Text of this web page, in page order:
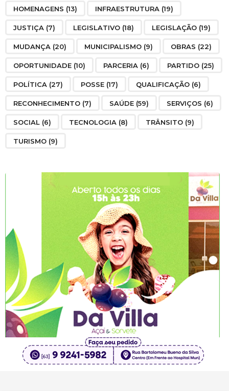
HOMENAGENS (13) INFRAESTRUTURA (19)
JUSTIÇA (7) LEGISLATIVO (18) LEGISLAÇÃO (19)
MUDANÇA (20) MUNICIPALISMO (9) OBRAS (22)
OPORTUNIDADE (10) PARCERIA (6) PARTIDO (25)
POLÍTICA (27) POSSE (17) QUALIFICAÇÃO (6)
RECONHECIMENTO (7) SAÚDE (59) SERVIÇOS (6)
SOCIAL (6) TECNOLOGIA (8) TRÂNSITO (9)
TURISMO (9)